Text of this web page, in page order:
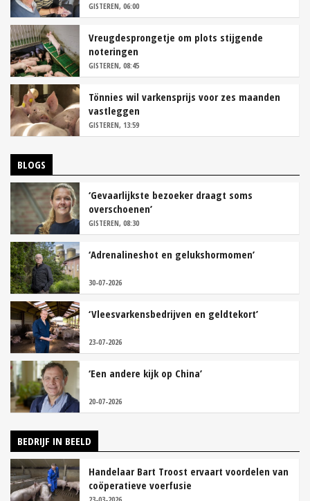
GISTEREN, 06:00
Vreugdesprongetje om plots stijgende
noteringen
GISTEREN, 08:45
Tönnies wil varkensprijs voor zes maanden
vastleggen
GISTEREN, 13:59
BLOGS
‘Gevaarlijkste bezoeker draagt soms
overschoenen’
GISTEREN, 08:30
‘Adrenalineshot en gelukshormomen’
30-07-2026
‘Vleesvarkensbedrijven en geldtekort’
23-07-2026
‘Een andere kijk op China’
20-07-2026
BEDRIJF IN BEELD
Handelaar Bart Troost ervaart voordelen van
coöperatieve voerfusie